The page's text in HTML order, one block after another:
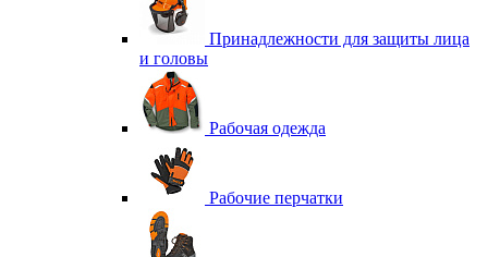
Принадлежности для защиты лица
и головы
Рабочая одежда
Рабочие перчатки